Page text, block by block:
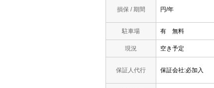
損保 / 期間 円/年
駐車場 有 無料
現況 空き予定
保証人代行 保証会社:必加入